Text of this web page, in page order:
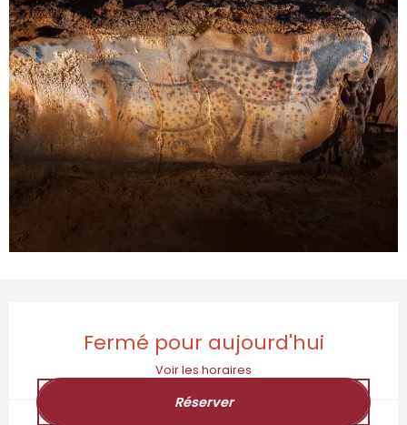
Fermé pour aujourd'hui
Voir les horaires
Réserver